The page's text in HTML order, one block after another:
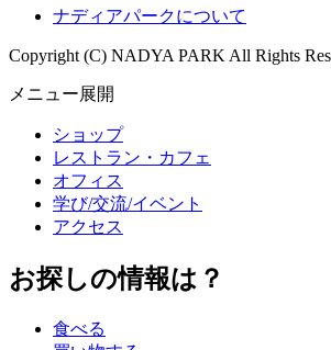
ナディアパークについて
Copyright (C) NADYA PARK All Rights
メニュー展開
ショップ
レストラン・カフェ
オフィス
学び/交流/イベント
アクセス
お探しの情報は？
食べる